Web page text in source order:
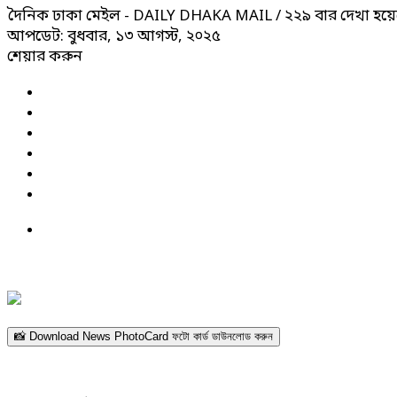
দৈনিক ঢাকা মেইল - DAILY DHAKA MAIL/ ২২৯ বার দেখা
আপডেট: বুধবার, ১৩ আগস্ট, ২০২৫
শেয়ার করুন
📸 Download News PhotoCard ফটো কার্ড ডাউনলোড করুন